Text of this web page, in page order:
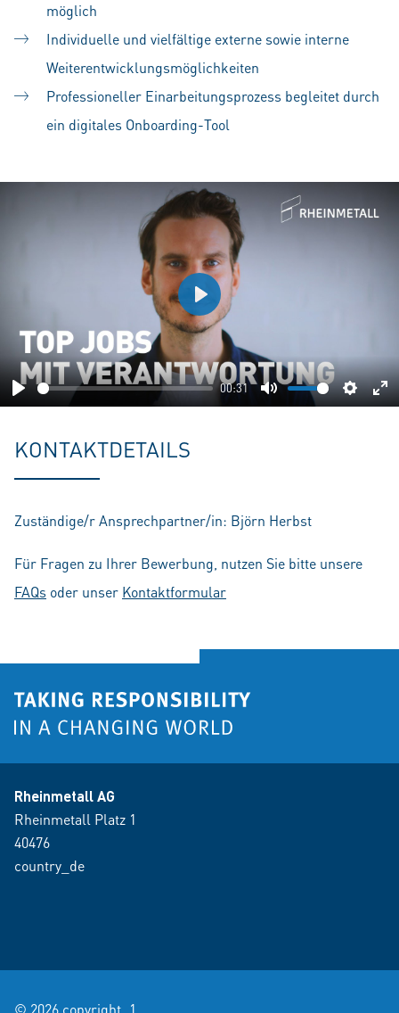
möglich
Individuelle und vielfältige externe sowie interne
Weiterentwicklungsmöglichkeiten
Professioneller Einarbeitungsprozess begleitet durch
ein digitales Onboarding-Tool
Play
00:31
Mute
Play
KONTAKTDETAILS
Zuständige/r Ansprechpartner/in: Björn Herbst
Für Fragen zu Ihrer Bewerbung, nutzen Sie bitte unsere
FAQs oder unser Kontaktformular
Rheinmetall AG
Rheinmetall Platz 1
40476
country_de
© 2026 copyright_1